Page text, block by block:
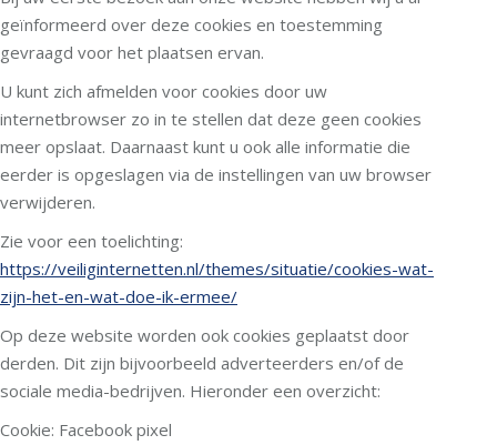
geïnformeerd over deze cookies en toestemming
gevraagd voor het plaatsen ervan.
U kunt zich afmelden voor cookies door uw
internetbrowser zo in te stellen dat deze geen cookies
meer opslaat. Daarnaast kunt u ook alle informatie die
eerder is opgeslagen via de instellingen van uw browser
verwijderen.
Zie voor een toelichting:
https://veiliginternetten.nl/themes/situatie/cookies-wat-
zijn-het-en-wat-doe-ik-ermee/
Op deze website worden ook cookies geplaatst door
derden. Dit zijn bijvoorbeeld adverteerders en/of de
sociale media-bedrijven. Hieronder een overzicht:
Cookie: Facebook pixel